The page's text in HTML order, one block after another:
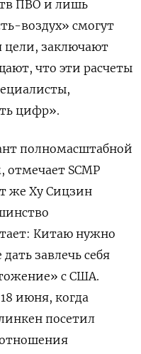
ПВО и лишь
воздух» смогут
заключают
что эти расчеты
цифр».
полномасштабной
SCMP
же Ху Сицзин
Китаю нужно
завлечь себя
с США.
июня, когда
посетил